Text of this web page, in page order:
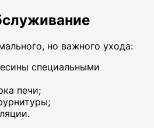
но важного ухода:
специальными
печи;